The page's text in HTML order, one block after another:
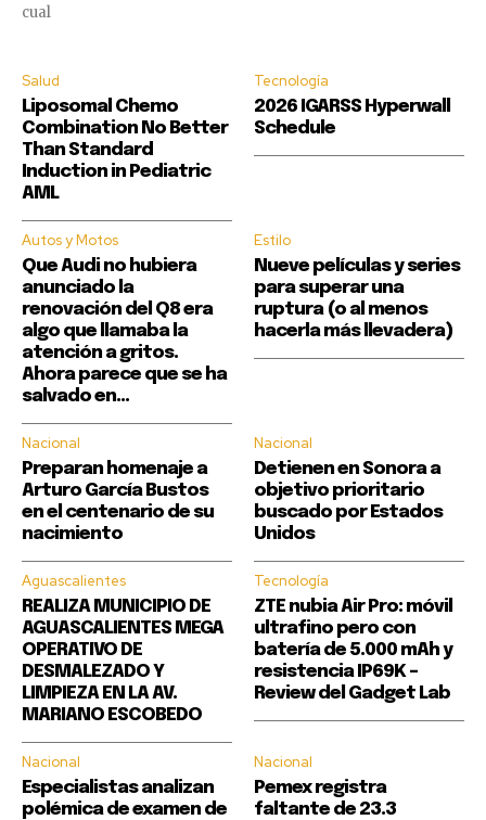
cual
Salud
Liposomal Chemo
Combination No Better
Than Standard
Induction in Pediatric
AML
Tecnología
2026 IGARSS Hyperwall
Schedule
Autos y Motos
Que Audi no hubiera
anunciado la
renovación del Q8 era
algo que llamaba la
atención a gritos.
Ahora parece que se ha
salvado en...
Estilo
Nueve películas y series
para superar una
ruptura (o al menos
hacerla más llevadera)
Nacional
Preparan homenaje a
Arturo García Bustos
en el centenario de su
nacimiento
Nacional
Detienen en Sonora a
objetivo prioritario
buscado por Estados
Unidos
Aguascalientes
REALIZA MUNICIPIO DE
AGUASCALIENTES MEGA
OPERATIVO DE
DESMALEZADO Y
LIMPIEZA EN LA AV.
MARIANO ESCOBEDO
Tecnología
ZTE nubia Air Pro: móvil
ultrafino pero con
batería de 5.000 mAh y
resistencia IP69K –
Review del Gadget Lab
Nacional
Especialistas analizan
polémica de examen de
Nacional
Pemex registra
faltante de 23.3